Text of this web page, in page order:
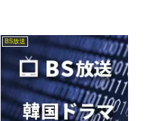
BS放送